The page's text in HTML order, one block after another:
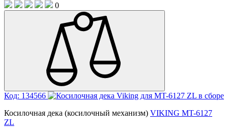
0
Код: 134566
Косилочная дека (косилочный механизм) VIKING МT-6127
ZL